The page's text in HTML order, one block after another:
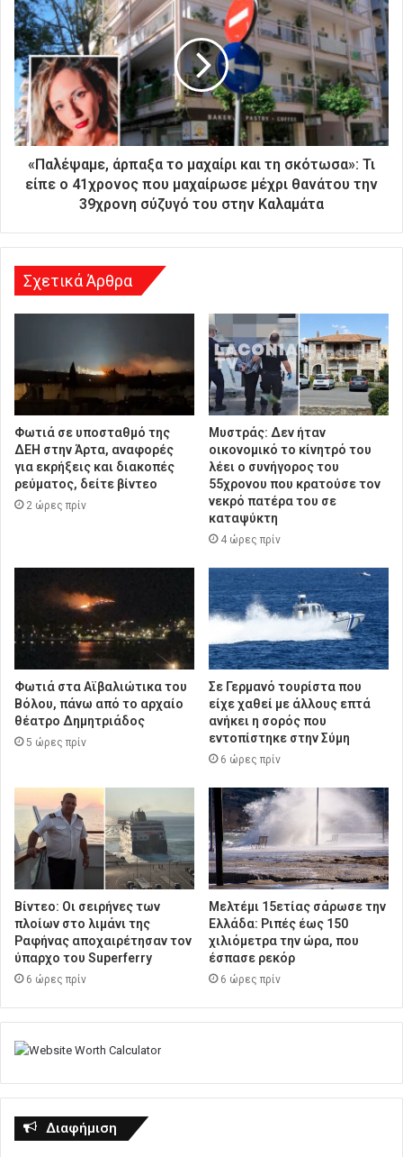
ή
σ
α
ς
δ
ε
ύ
η
«Παλέψαμε, άρπαξα το μαχαίρι και τη σκότωσα»: Τι
είπε ο 41χρονος που μαχαίρωσε μέχρι θανάτου την
39χρονη σύζυγό του στην Καλαμάτα
Σχετικά Άρθρα
Φωτιά σε υποσταθμό της
ΔΕΗ στην Άρτα, αναφορές
για εκρήξεις και διακοπές
ρεύματος, δείτε βίντεο
2 ώρες πρίν
Μυστράς: Δεν ήταν
οικονομικό το κίνητρό του
λέει ο συνήγορος του
55χρονου που κρατούσε τον
νεκρό πατέρα του σε
καταψύκτη
4 ώρες πρίν
Φωτιά στα Αϊβαλιώτικα του
Βόλου, πάνω από το αρχαίο
θέατρο Δημητριάδος
5 ώρες πρίν
Σε Γερμανό τουρίστα που
είχε χαθεί με άλλους επτά
ανήκει η σορός που
εντοπίστηκε στην Σύμη
6 ώρες πρίν
Βίντεο: Οι σειρήνες των
πλοίων στο λιμάνι της
Ραφήνας αποχαιρέτησαν τον
ύπαρχο του Superferry
6 ώρες πρίν
Μελτέμι 15ετίας σάρωσε την
Ελλάδα: Ριπές έως 150
χιλιόμετρα την ώρα, που
έσπασε ρεκόρ
6 ώρες πρίν
Διαφήμιση